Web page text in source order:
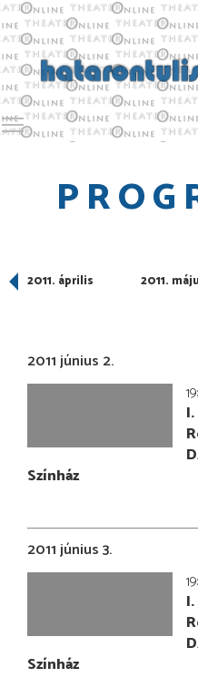
Toggle main menu
2011. április 2011.
2011 június 2.
Színház
2011 június 3.
Színház